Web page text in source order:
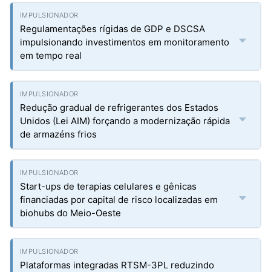
Regulamentações rígidas de GDP e DSCSA
impulsionando investimentos em monitoramento
em tempo real
Redução gradual de refrigerantes dos Estados
Unidos (Lei AIM) forçando a modernização rápida
de armazéns frios
Start-ups de terapias celulares e gênicas
financiadas por capital de risco localizadas em
biohubs do Meio-Oeste
Plataformas integradas RTSM-3PL reduzindo